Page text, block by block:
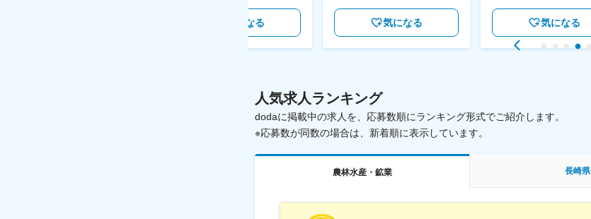
気になる 気になる 気になる
人気求人ランキング
dodaに掲載中の求人を、応募数順にランキング形式でご紹介します。
※応募数が同数の場合は、新着順に表示しています。
農林水産・鉱業 長崎県